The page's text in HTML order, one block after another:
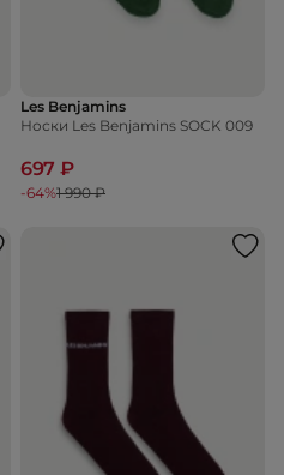
Les Benjamins
Носки Les Benjamins SOCK 009
697 ₽
-64%1 990 ₽